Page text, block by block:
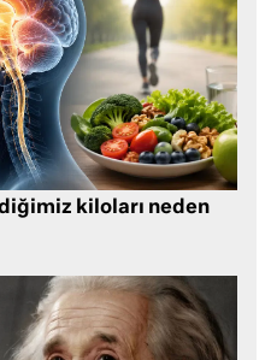
kiloları neden